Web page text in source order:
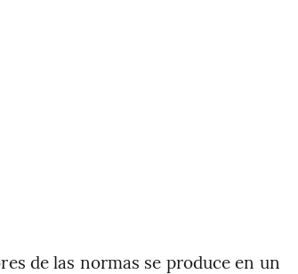
de las normas se produce en un